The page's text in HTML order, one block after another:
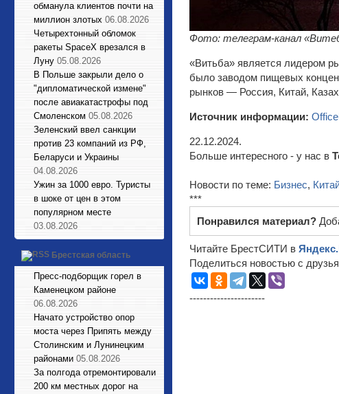
обманула клиентов почти на
миллион злотых 06.08.2026
Четырехтонный обломок
ракеты SpaceX врезался в
Луну 05.08.2026
В Польше закрыли дело о
"дипломатической измене"
после авиакатастрофы под
Смоленском 05.08.2026
Зеленский ввел санкции
против 23 компаний из РФ,
Беларуси и Украины
04.08.2026
Ужин за 1000 евро. Туристы
в шоке от цен в этом
популярном месте
03.08.2026
Брестская область
Пресс-подборщик горел в
Каменецком районе
06.08.2026
Начато устройство опор
моста через Припять между
Столинским и Лунинецким
районами 05.08.2026
За полгода отремонтировали
200 км местных дорог на
Фото: телеграм-канал
«Витьба» является лидером
было заводом пищевых
рынков — Россия, Китай,
Источник информации:
22.12.2024.
Больше интересного - у нас в
Новости по теме: Бизнес,
***
Понравился материал?
Читайте БрестСИТИ в
Поделиться новостью с
----------------------